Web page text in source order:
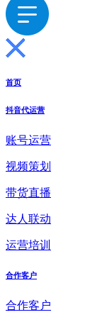
首页
抖音代运营
账号运营
视频策划
带货直播
达人联动
运营培训
合作客户
合作客户